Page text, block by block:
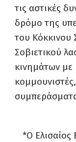
τις αστικές
δρόμο της
του Κόκκινου
Σοβιετικού
κινημάτων
*Ο Ελισαίος